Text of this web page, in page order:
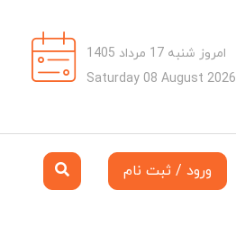
امروز شنبه 17 مرداد 1405
Saturday 08 August 2026
ورود / ثبت نام